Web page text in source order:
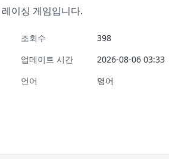
이싱 게임입니다.
조회수
398
업데이트 시간
2026-08-06 03:33
언어 영어